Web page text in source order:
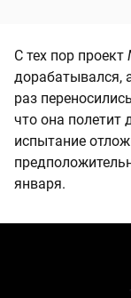
С тех пор проект
дорабатывался,
раз
что она полетит
испытание
января.